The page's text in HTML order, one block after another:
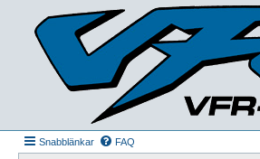
Snabblänkar FAQ